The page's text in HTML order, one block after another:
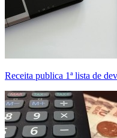
Receita publica 1ª lista de